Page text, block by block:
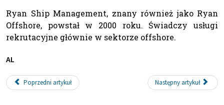
Ryan Ship Management, znany również jako Ryan
Offshore, powstał w 2000 roku. Świadczy usługi
rekrutacyjne głównie w sektorze offshore.
AL
Poprzedni artykuł Następny artykuł